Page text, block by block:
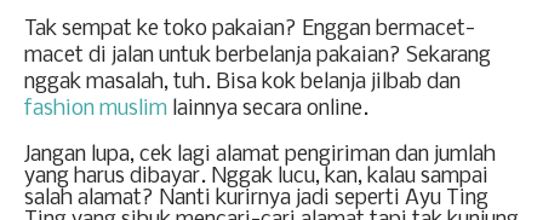
Tak sempat ke toko pakaian? Enggan bermacet-
macet di jalan untuk berbelanja pakaian? Sekarang
nggak masalah, tuh. Bisa kok belanja jilbab dan
fashion muslim lainnya secara online.
Jangan lupa, cek lagi alamat pengiriman dan jumlah
yang harus dibayar. Nggak lucu, kan, kalau sampai
salah alamat? Nanti kurirnya jadi seperti Ayu Ting